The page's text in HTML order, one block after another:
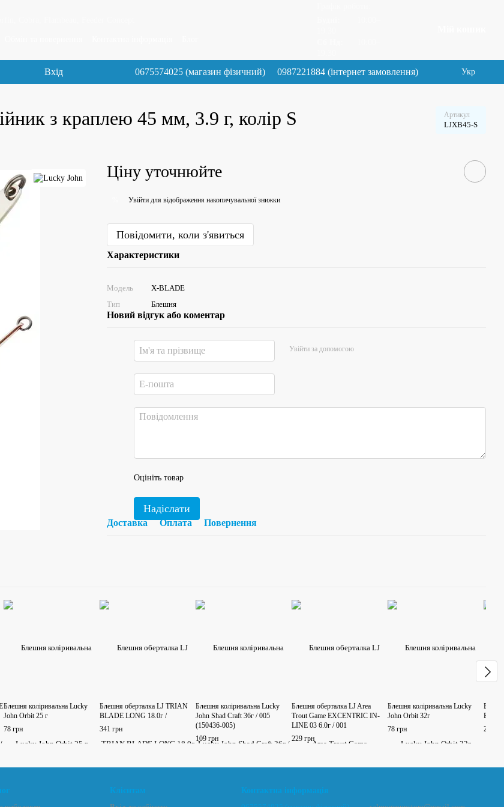
Вхід 0675574025 (магазин фізичний) 0987221884 (інтернет замовлення) Укр
з краплею 45 мм, 3.9 г, колір S Артикул
LJXB45-S
Ціну уточнюйте
Увійти для відображення накопичувальної знижки
Повідомити, коли з'явиться
Характеристики
Модель
X-BLADE
Тип
Блешня
Новий відгук або коментар
Увійти за допомогою
Оцініть товар
Надіслати
Доставка Оплата Повернення
Блешня коліривальна Lucky
John Orbit 25 г
78 грн
Блешня оберталка LJ TRIAN
BLADE LONG 18.0г /
341 грн
Блешня коліривальна Lucky
John Shad Craft 36г / 005
(150436-005)
109 грн
Блешня оберталка LJ Area
Trout Game EXCENTRIC IN-
LINE 03 6.0г / 001
229 грн
Блешня коліривальна Lucky
John Orbit 32г
78 грн
289
Клієнтам
Контактна інформація